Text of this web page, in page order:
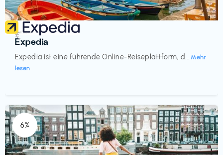
Reisen
Expedia
Expedia ist eine führende Online-Reiseplattform, d... Mehr
lesen
€‎
6%